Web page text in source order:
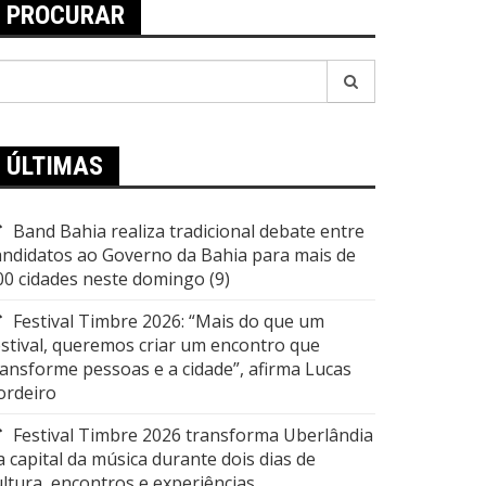
PROCURAR
ÚLTIMAS
Band Bahia realiza tradicional debate entre
ao Governo da Bahia para mais de
cidades neste domingo (9)
Festival Timbre 2026: “Mais do que um
queremos criar um encontro que
pessoas e a cidade”, afirma Lucas
Festival Timbre 2026 transforma Uberlândia
capital da música durante dois dias de